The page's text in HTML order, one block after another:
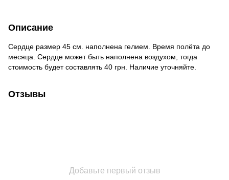
Описание
Сердце размер 45 см. наполнена гелием. Время полёта до
месяца. Сердце может быть наполнена воздухом, тогда
стоимость будет составлять 40 грн. Наличие уточняйте.
Отзывы
Добавьте первый отзыв